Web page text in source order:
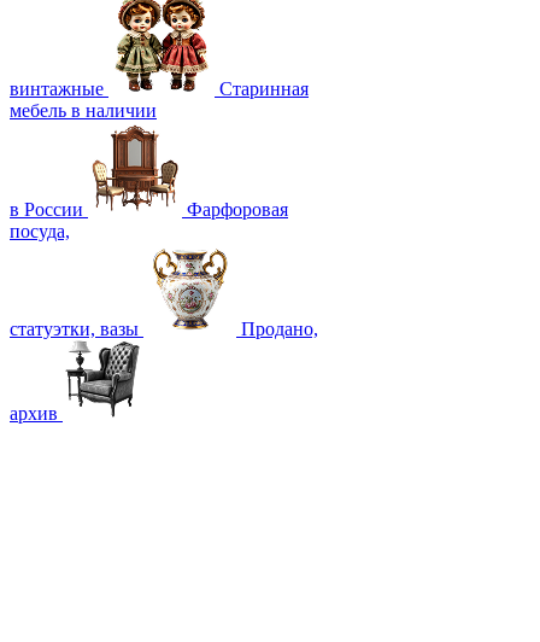
винтажные
Старинная
мебель в наличии
в России
Фарфоровая
посуда,
статуэтки, вазы Продано,
архив